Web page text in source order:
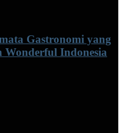
Gastronomi yang
Indonesia